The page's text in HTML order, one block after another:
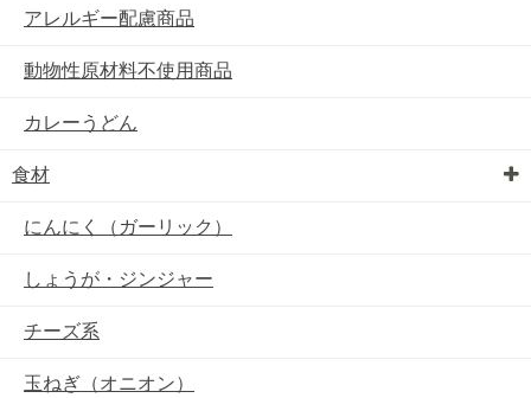
アレルギー配慮商品
動物性原材料不使用商品
カレーうどん
食材
にんにく（ガーリック）
しょうが・ジンジャー
チーズ系
玉ねぎ（オニオン）